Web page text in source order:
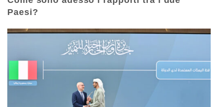
Paesi?